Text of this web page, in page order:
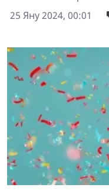
25 Яну 2024, 00:01